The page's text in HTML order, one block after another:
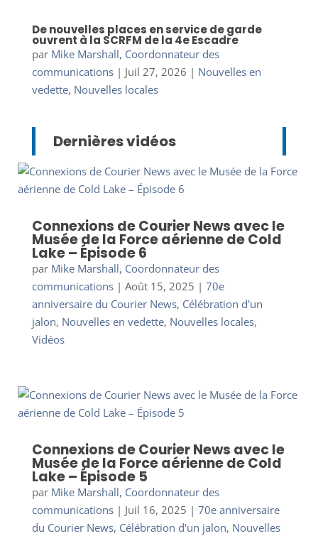
De nouvelles places en service de garde
ouvrent à la SCRFM de la 4e Escadre
par Mike Marshall, Coordonnateur des
communications| Juil 27, 2026 | Nouvelles en
vedette, Nouvelles locales
Dernières vidéos
Connexions de Courier News avec le
Musée de la Force aérienne de Cold
Lake – Épisode 6
par Mike Marshall, Coordonnateur des
communications| Août 15, 2025 | 70e
anniversaire du Courier News, Célébration d'un
jalon, Nouvelles en vedette, Nouvelles locales,
Vidéos
Connexions de Courier News avec le
Musée de la Force aérienne de Cold
Lake – Épisode 5
par Mike Marshall, Coordonnateur des
communications| Juil 16, 2025 | 70e anniversaire
du Courier News, Célébration d'un jalon, Nouvelles